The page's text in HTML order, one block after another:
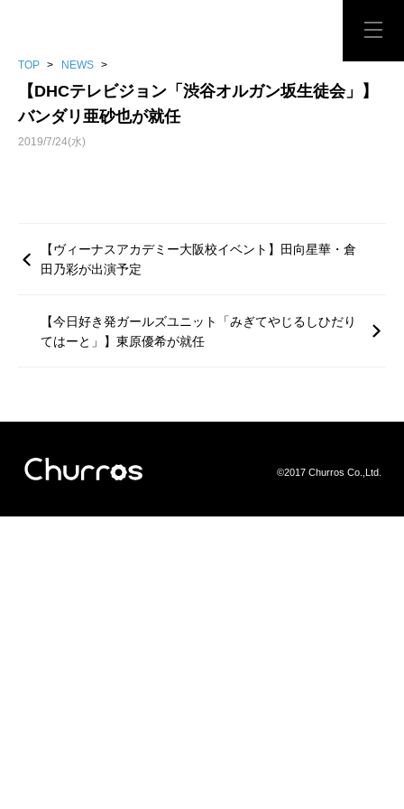
TOP > NEWS >
【DHCテレビジョン「渋谷オルガン坂生徒会」】
バンダリ亜砂也が就任
2019/7/24(水)
【ヴィーナスアカデミー大阪校イベント】田向星華・倉
田乃彩が出演予定
【今日好き発ガールズユニット「みぎてやじるしひだり
てはーと」】東原優希が就任
©2017 Churros Co.,Ltd.